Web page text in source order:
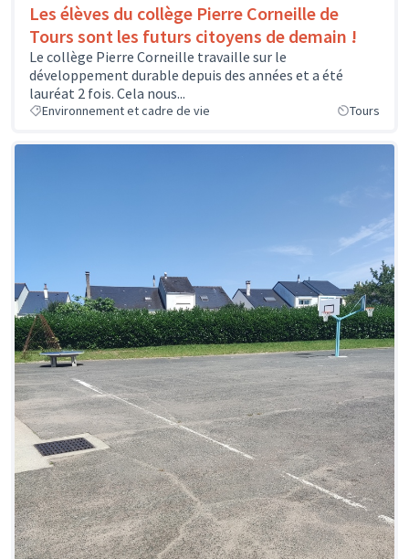
Les élèves du collège Pierre Corneille de
Tours sont les futurs citoyens de demain !
Le collège Pierre Corneille travaille sur le
développement durable depuis des années et a été
lauréat 2 fois. Cela nous...
Environnement et cadre de vie Tours